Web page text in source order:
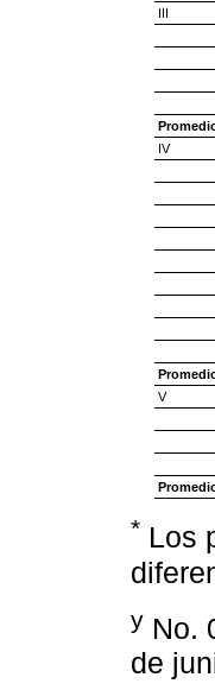
III
IV
V
* Los
y No.
de